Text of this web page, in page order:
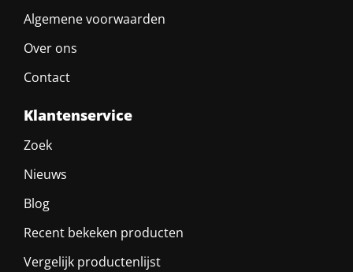
Algemene voorwaarden
Over ons
Contact
Klantenservice
Zoek
Nieuws
Blog
Recent bekeken producten
Vergelijk productenlijst